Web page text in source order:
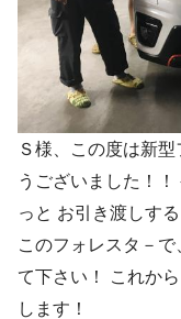
Ｓ様、この度は新
うございました！
っと お引き渡しす
このフォレスタ－
て下さい！ これか
します！